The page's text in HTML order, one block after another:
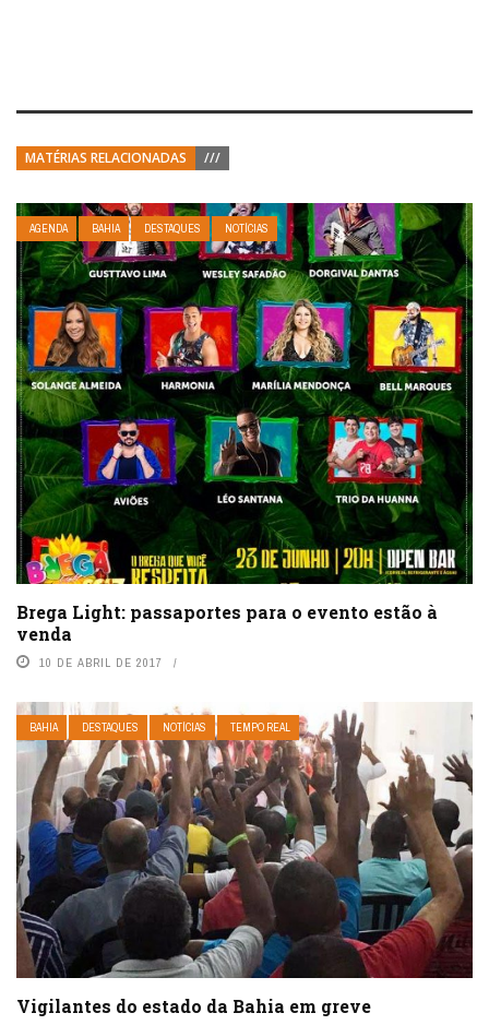
MATÉRIAS RELACIONADAS ///
AGENDA BAHIA DESTAQUES NOTÍCIAS
Brega Light: passaportes para o evento estão à
venda
10 DE ABRIL DE 2017
BAHIA DESTAQUES NOTÍCIAS TEMPO REAL
Vigilantes do estado da Bahia em greve